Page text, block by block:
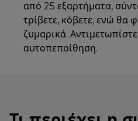
από 25 εξαρτήματα,
τρίβετε, κόβετε, ενώ θα
ζυμαρικά.
αυτοπεποίθηση.